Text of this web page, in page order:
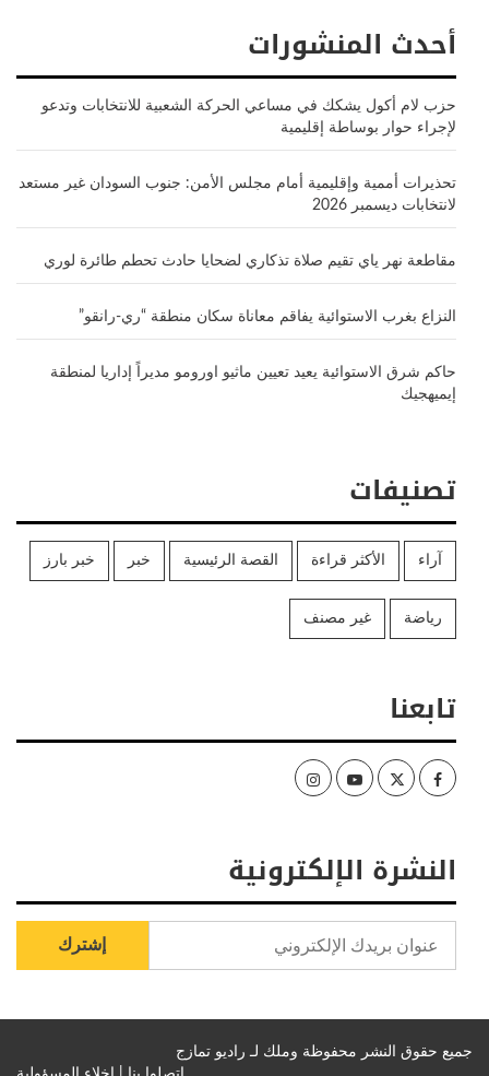
أحدث المنشورات
حزب لام أكول يشكك في مساعي الحركة الشعبية للانتخابات وتدعو
لإجراء حوار بوساطة إقليمية
تحذيرات أممية وإقليمية أمام مجلس الأمن: جنوب السودان غير مستعد
لانتخابات ديسمبر 2026
مقاطعة نهر ياي تقيم صلاة تذكاري لضحايا حادث تحطم طائرة لوري
النزاع بغرب الاستوائية يفاقم معاناة سكان منطقة “ري-رانقو”
حاكم شرق الاستوائية يعيد تعيين ماثيو اورومو مديراً إداريا لمنطقة
إيميهجيك
تصنيفات
آراء الأكثر قراءة القصة الرئيسية خبر خبر بارز
رياضة غير مصنف
تابعنا
Facebook
Twitter
Youtube
Instagram
النشرة الإلكترونية
جميع حقوق النشر محفوظة وملك لـ راديو تمازج